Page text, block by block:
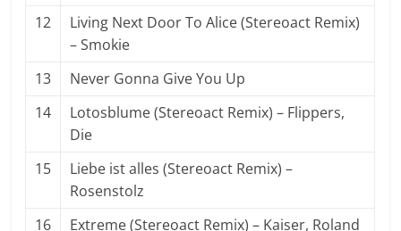
12
Living Next Door To Alice (Stereoact Remix)
– Smokie
13
Never Gonna Give You Up
14
Lotosblume (Stereoact Remix) – Flippers,
Die
15
Liebe ist alles (Stereoact Remix) –
Rosenstolz
16
Extreme (Stereoact Remix) – Kaiser, Roland